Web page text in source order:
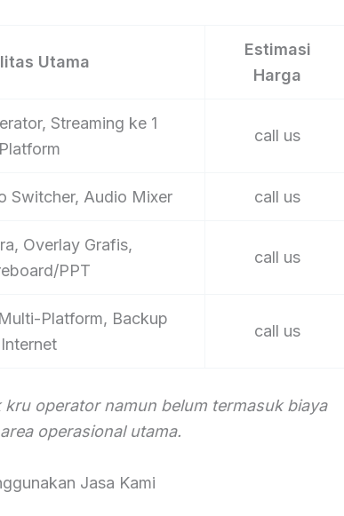
Utama
Estimasi
Harga
Streaming ke 1
Platform
call us
Switcher, Audio Mixer call us
Overlay Grafis,
PPT
call us
Platform, Backup
Internet
call us
operator namun belum termasuk biaya
operasional utama.
Jasa Kami